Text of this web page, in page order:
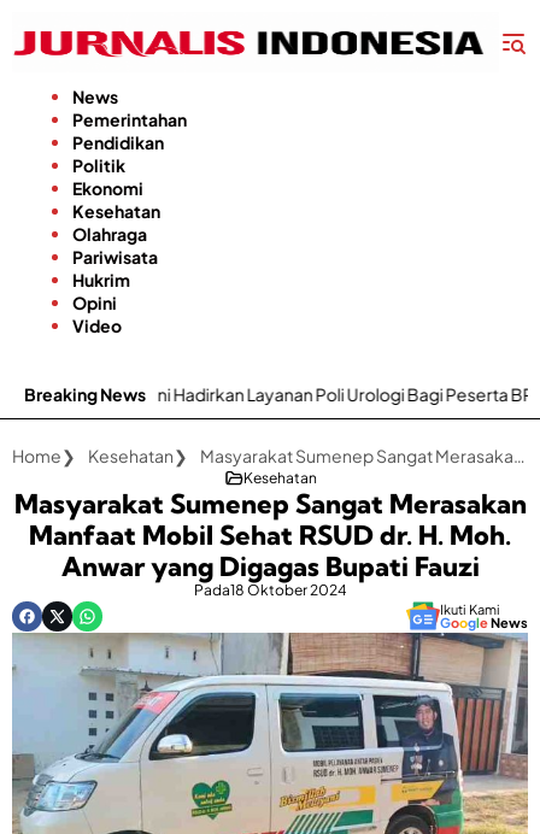
konten
News
Pemerintahan
Pendidikan
Politik
Ekonomi
Kesehatan
Olahraga
Pariwisata
Hukrim
Opini
Video
Breaking News
Hadirkan Layanan Poli Urologi Bagi Peserta BPJS Kesehatan
Home Kesehatan Masyarakat Sumenep Sangat Merasakan Manfaat Mobil Sehat RSUD dr. H. Moh. Anwar yang Digagas Bupati Fauzi
Kesehatan
Masyarakat Sumenep Sangat Merasakan
Manfaat Mobil Sehat RSUD dr. H. Moh.
Anwar yang Digagas Bupati Fauzi
Pada18 Oktober 2024
Ikuti Kami
GoogleNews